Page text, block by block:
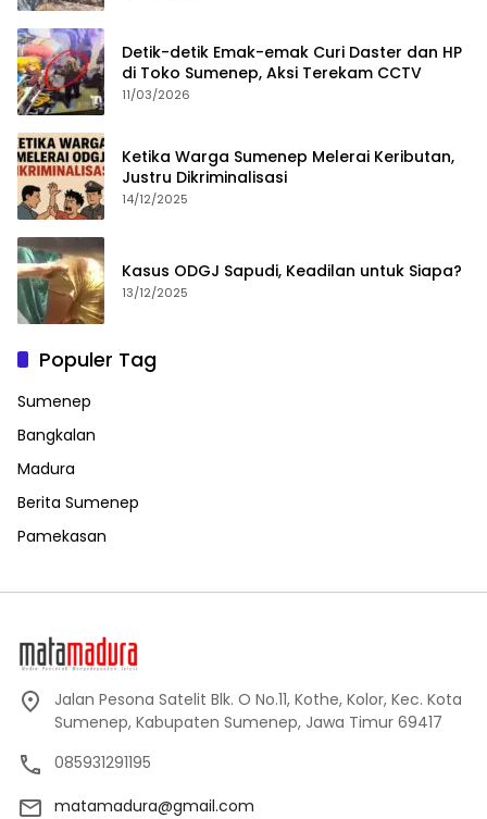
Detik-detik Emak-emak Curi Daster dan HP
di Toko Sumenep, Aksi Terekam CCTV
11/03/2026
Ketika Warga Sumenep Melerai Keributan,
Justru Dikriminalisasi
14/12/2025
Kasus ODGJ Sapudi, Keadilan untuk Siapa?
13/12/2025
Populer Tag
Sumenep
Bangkalan
Madura
Berita Sumenep
Pamekasan
Jalan Pesona Satelit Blk. O No.11, Kothe, Kolor, Kec. Kota
Sumenep, Kabupaten Sumenep, Jawa Timur 69417
085931291195
matamadura@gmail.com